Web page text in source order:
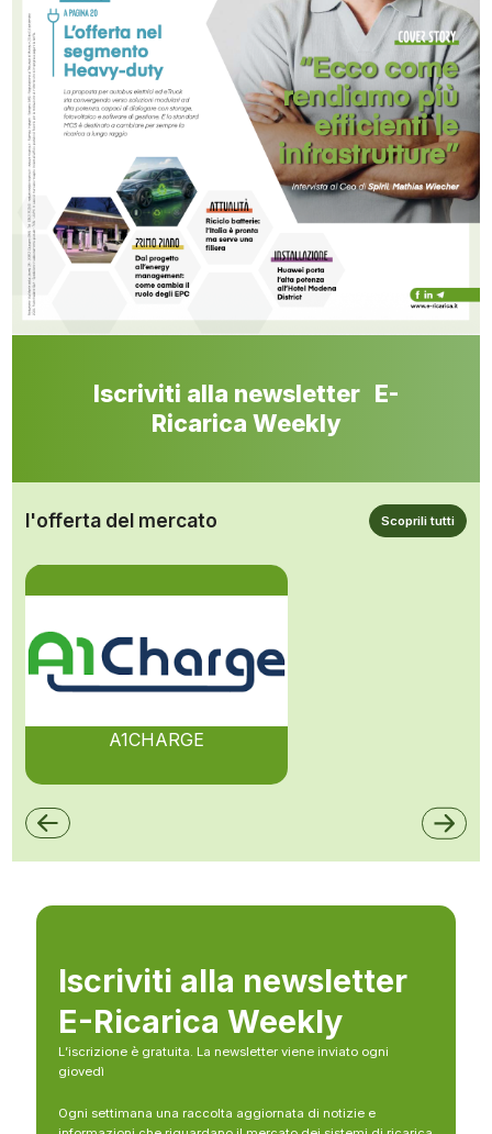
Iscriviti alla newsletter E-
Ricarica Weekly
l'offerta del mercato Scoprili tutti
A1CHARGE
Iscriviti alla newsletter
E-Ricarica Weekly
L’iscrizione è gratuita. La newsletter viene inviato ogni
giovedì
Ogni settimana una raccolta aggiornata di notizie e